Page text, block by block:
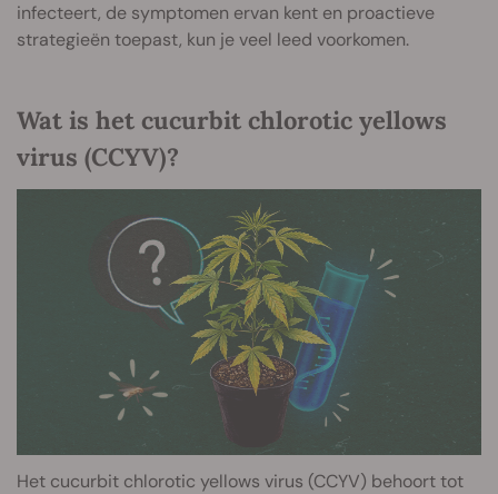
infecteert, de symptomen ervan kent en proactieve
strategieën toepast, kun je veel leed voorkomen.
Wat is het cucurbit chlorotic yellows
virus (CCYV)?
Het cucurbit chlorotic yellows virus (CCYV) behoort tot